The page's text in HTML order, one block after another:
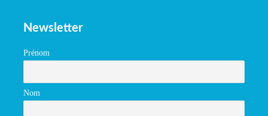
Newsletter
Prénom
Nom